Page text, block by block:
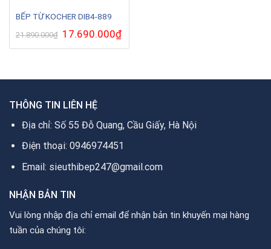
BẾP TỪ KOCHER DIB4-889
21.890.000₫ Giá
gốc
là:
17.690.000₫Giá
hiện
tại
THÔNG TIN LIÊN HỆ
Địa chỉ: Số 55 Đỗ Quang, Cầu Giấy, Hà Nội
Điện thoại: 0946974451
Email: sieuthibep247@gmail.com
NHẬN BẢN TIN
Vui lòng nhập địa chỉ email để nhận bản tin khuyến mại hàng
tuần của chúng tôi: